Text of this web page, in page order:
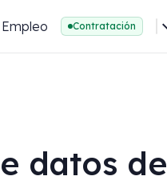
Empleo Contratación
datos de